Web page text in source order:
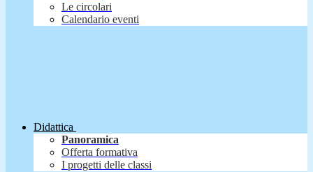
Le circolari
Calendario eventi
Didattica
Panoramica
Offerta formativa
I progetti delle classi